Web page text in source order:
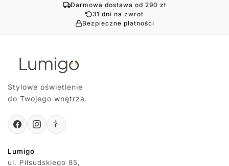
Darmowa dostawa od 290 zł
31 dni na zwrot
Bezpieczne płatności
Stylowe oświetlenie
do Twojego wnętrza.
Lumigo
ul. Piłsudskiego 85,